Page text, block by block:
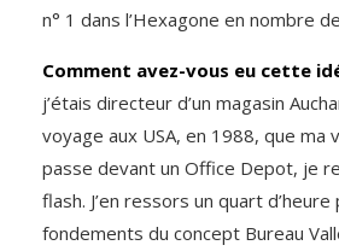
n° 1 dans l’Hexagone en nombre
Comment avez-vous eu cette
j’étais directeur d’un magasin
voyage aux USA, en 1988, que ma
passe devant un Office Depot, je
flash. J’en ressors un quart
fondements du concept Bureau